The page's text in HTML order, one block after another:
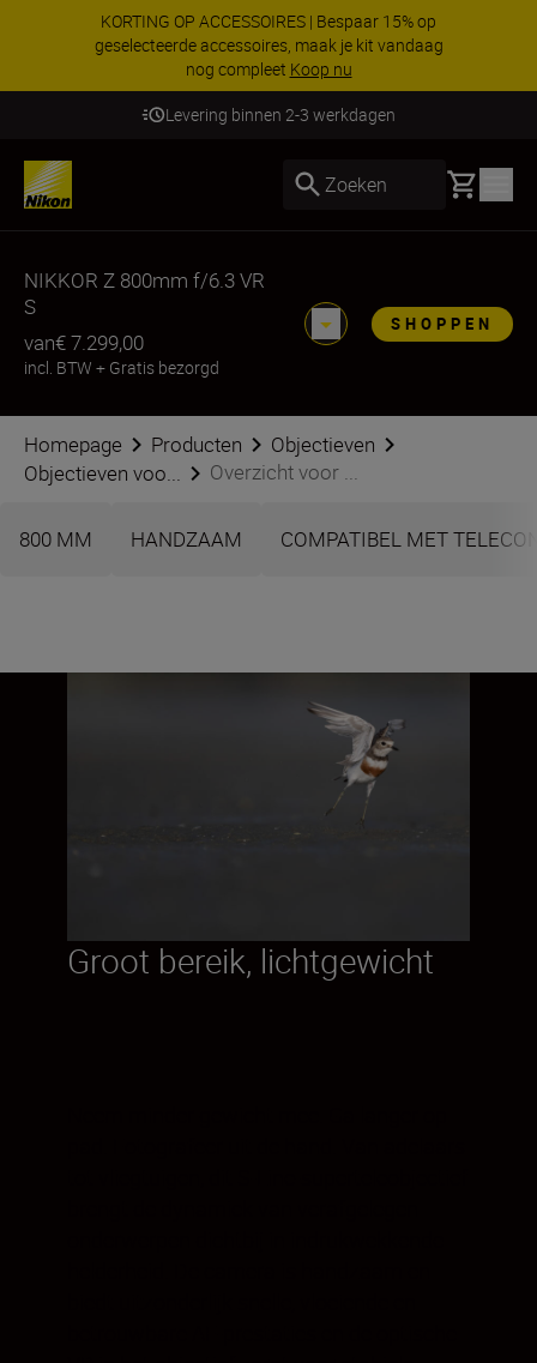
KORTING OP ACCESSOIRES | Bespaar 15% op
geselecteerde accessoires, maak je kit vandaag
nog compleet Koop nu
Levering binnen 2-3 werkdagen
Zoeken Basket
NIKKOR Z 800mm f/6.3 VR
S
van€ 7.299,00
incl. BTW + Gratis bezorgd
SHOPPEN
Homepage Producten
Objectieven
Objectieven voo...
Overzicht voor ...
800 MM HANDZAAM COMPATIBEL MET
Groot bereik, lichtgewicht